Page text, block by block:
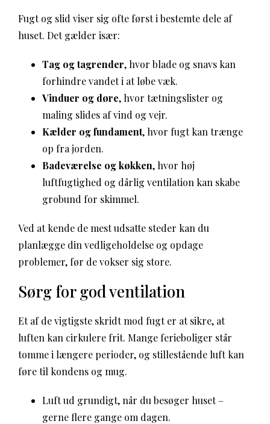
Fugt og slid viser sig ofte først i bestemte dele af
huset. Det gælder især:
Tag og tagrender, hvor blade og snavs kan
forhindre vandet i at løbe væk.
Vinduer og døre, hvor tætningslister og
maling slides af vind og vejr.
Kælder og fundament, hvor fugt kan trænge
op fra jorden.
Badeværelse og køkken, hvor høj
luftfugtighed og dårlig ventilation kan skabe
grobund for skimmel.
Ved at kende de mest udsatte steder kan du
planlægge din vedligeholdelse og opdage
problemer, før de vokser sig store.
Sørg for god ventilation
Et af de vigtigste skridt mod fugt er at sikre, at
luften kan cirkulere frit. Mange ferieboliger står
tomme i længere perioder, og stillestående luft kan
føre til kondens og mug.
Luft ud grundigt, når du besøger huset –
gerne flere gange om dagen.